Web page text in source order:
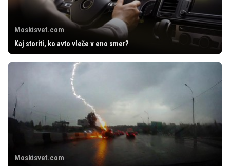
Moskisvet.com
Kaj storiti, ko avto vleče v eno smer?
Moskisvet.com